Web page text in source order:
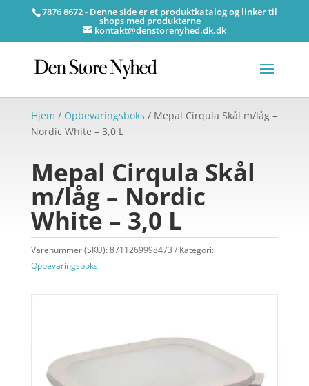
7876 8672 - Denne side er et produktkatalog og linker til
shops med produkterne
kontakt@denstorenyhed.dk.dk
Hjem / Opbevaringsboks / Mepal Cirqula Skål m/låg –
Nordic White – 3,0 L
Mepal Cirqula Skål
m/låg – Nordic
White – 3,0 L
Varenummer (SKU):8711269998473
Kategori:
Opbevaringsboks